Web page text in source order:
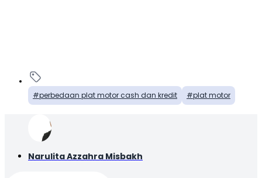
perbedaan plat motor cash dan kredit plat motor
Narulita Azzahra Misbakh